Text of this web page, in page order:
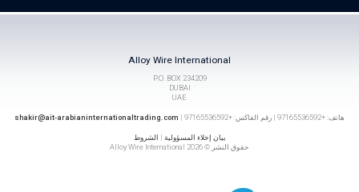
Alloy Wire International
P.O. BOX 234209
DUBAI
UAE
هاتف: +97165536592 | رقم الفاكس: +97165536592 | shakir@ait-arabianinternationaltrading.com
بيان إخلاء المسؤولية | الشروط
حقوق النشر © 2026 Alloy Wire International